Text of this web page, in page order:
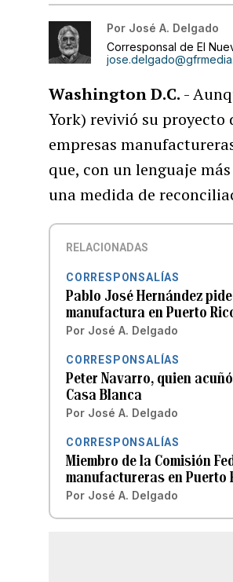
Por José A. Delgado
Corresponsal de El
Washington D.C. -
York) revivió su
empresas
que, con un lenguaje
una medida de
RELACIONADAS
CORRESPONSALÍAS
Pablo José Hernández
manufactura en Puerto
Por José A. Delgado
CORRESPONSALÍAS
Peter Navarro, quien
Casa Blanca
Por José A. Delgado
CORRESPONSALÍAS
Miembro de la Comisión
manufactureras en Puerto
Por José A. Delgado